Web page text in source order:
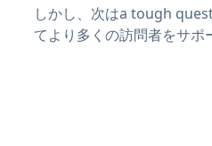
しかし、次はa tough
てより多くの訪問者をサポ